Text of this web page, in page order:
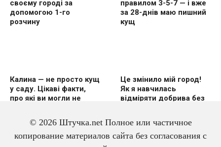
своєму городі за
допомогою 1-го
розчину
правилом 3-5-7 — і вже
за 28-днів маю пишний
кущ
Калина — не просто кущ
у саду. Цікаві факти,
про які ви могли не
Це змінило мій город!
Як я навчилась
відміряти добрива без
© 2026 Штучка.net Полное или частичное
копирование материалов сайта без согласования с